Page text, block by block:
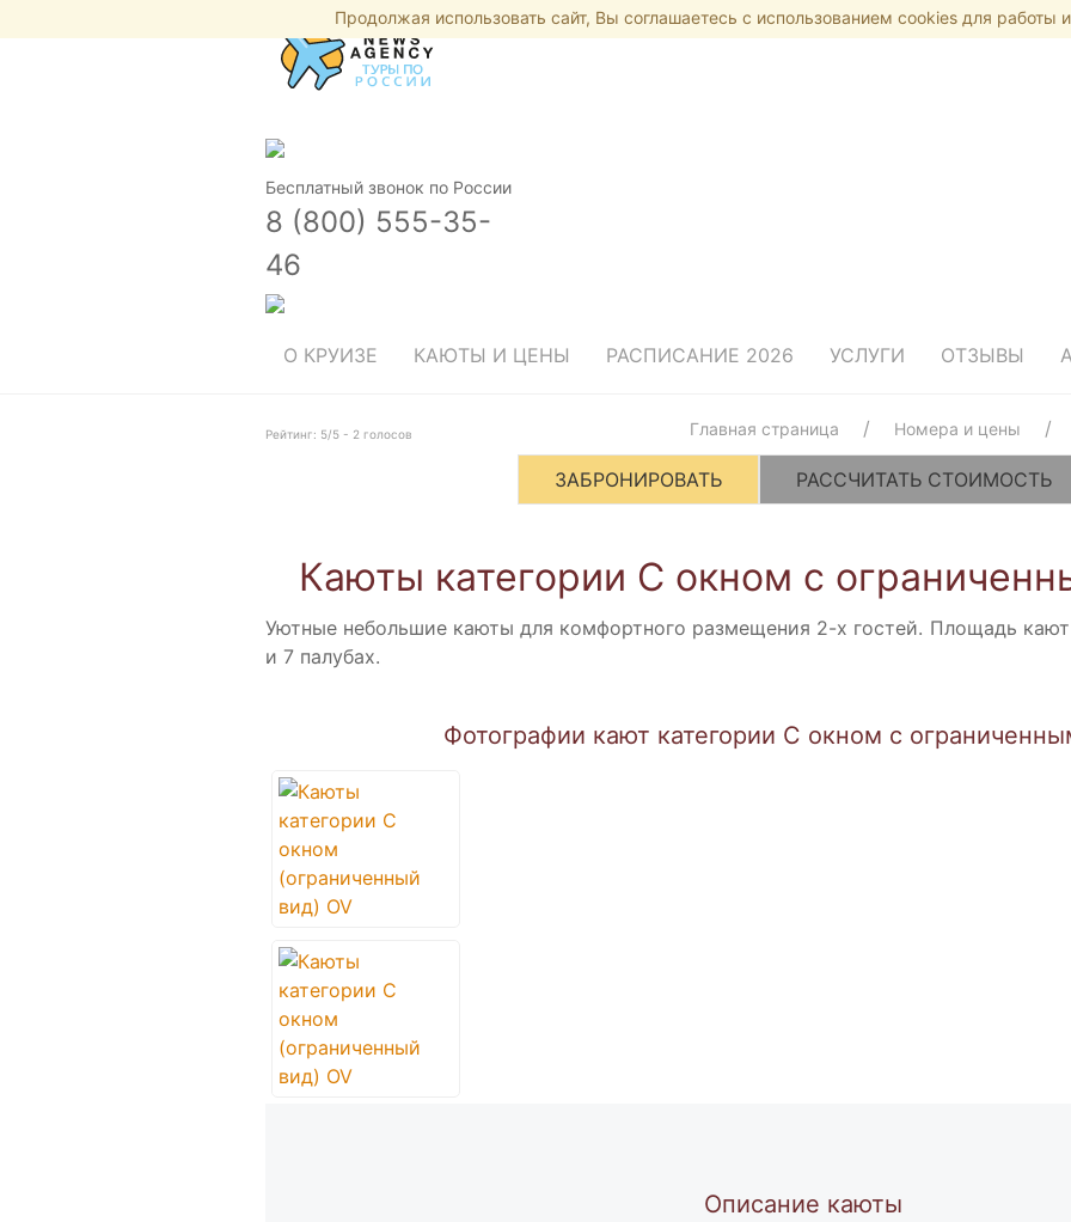
Бесплатный звонок по России
8 (800) 555-35-
46
О КРУИЗЕ КАЮТЫ И ЦЕНЫ РАСПИСАНИЕ 2026 УСЛУГИ ОТЗЫВЫ
Рейтинг: 5/5 - 2 голосов Главная страница Номера и цены
ЗАБРОНИРОВАТЬ РАССЧИТАТЬ СТОИМОСТЬ
Каюты категории С окном с
Уютные небольшие каюты для комфортного размещения 2-х гостей. Площадь
и 7 палубах.
Фотографии кают категории С окном с
Описание каюты
Продолжая использовать сайт, Вы соглашаетесь с использованием cookies для работы и